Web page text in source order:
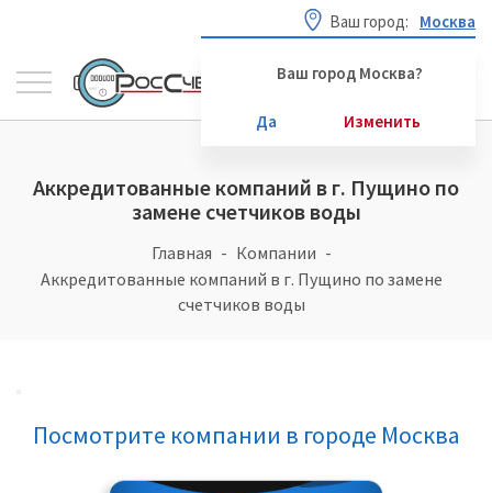
Ваш город: Москва
Ваш город Москва?
Да Изменить
Аккредитованные компаний в г. Пущино по
замене счетчиков воды
Главная
Компании
Аккредитованные компаний в г. Пущино по замене
счетчиков воды
Посмотрите компании в городе Москва